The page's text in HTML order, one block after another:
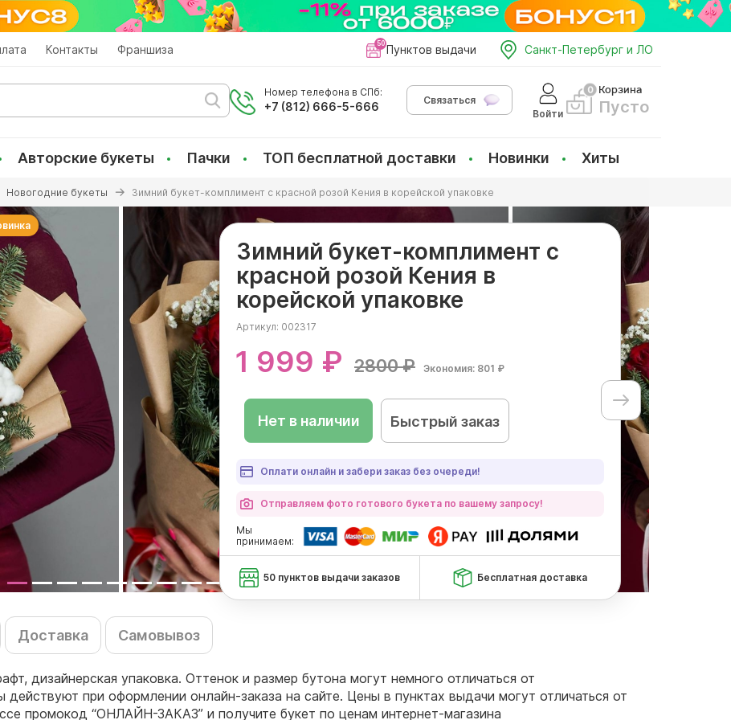
Контакты Франшиза Пунктов выдачи Санкт-Петербург и ЛО
Номер телефона в СПб:
+7 (812) 666-5-666
Связаться
Войти
Корзина
Пусто
Авторские букеты Пачки ТОП бесплатной доставки Новинки Хиты
Новогодние букеты Зимний букет-комплимент с красной розой Кения в корейской упаковке
Зимний букет-комплимент с
красной розой Кения в
корейской упаковке
Артикул: 002317
1 999 ₽ 2800 ₽ Экономия: 801 ₽
Нет в наличии Быстрый заказ
Оплати онлайн и забери заказ без очереди!
Отправляем фото готового букета по вашему запросу!
Мы
принимаем:
50 пунктов выдачи заказов Бесплатная доставка
Доставка Самовывоз
дизайнерская упаковка. Оттенок и размер бутона могут немного отличаться от
при оформлении онлайн-заказа на сайте. Цены в пунктах выдачи могут отличаться от
промокод “ОНЛАЙН-ЗАКАЗ” и получите букет по ценам интернет-магазина